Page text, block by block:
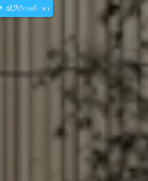
成为SnagR-ian